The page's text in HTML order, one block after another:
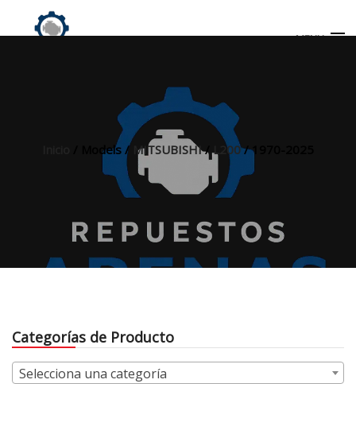
MENU
/ Models / MITSUBISHI/L200/ 1970-2025
Categorías de Producto
Selecciona una categoría